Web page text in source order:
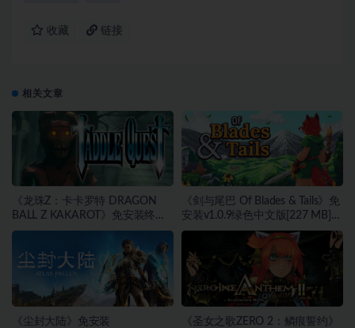
收藏 链接
相关文章
《龙珠Z：卡卡罗特 DRAGON
BALL Z KAKAROT》免安装终极
版v2.02绿色中文版[46.97 GB][百
《剑与尾巴 Of Blades & Tails》免
安装v1.0.9绿色中文版[227 MB]
[百度网盘]
《尘封大陆》免安装
《圣女之歌ZERO 2：鳞痕誓约》